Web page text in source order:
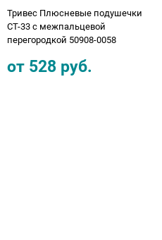
Тривес Плюсневые подушечки
СТ-33 с межпальцевой
перегородкой 50908-0058
от 528 руб.